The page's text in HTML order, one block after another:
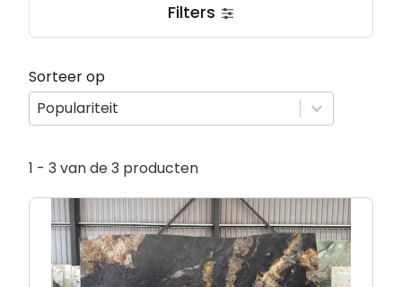
Filters
1 - 3 van de 3 producten
Sorteer op
Sorteer op
Sorteer op
Populariteit
Sorteer op